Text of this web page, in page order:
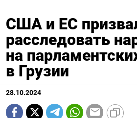
США и ЕС
расследовать
на
в Грузии
28.10.2024